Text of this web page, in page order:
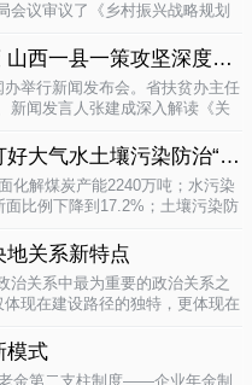
会议审议了《乡村振兴战略规划
“量身定制”扶贫政策 山西一县一策攻坚深度贫困
举行新闻发布会。省扶贫办主任
新闻发言人张建成深入解读《关
04-12
山西下发行动计划打好大气水土壤污染防治“三战役”
化解煤炭产能2240万吨；水污染
面比例下降到17.2%；土壤污染防
地关系新特点
治关系中最为重要的政治关系之
体现在建设路径的独特，更体现在
模式
金第二支柱制度——企业年金制